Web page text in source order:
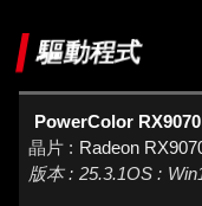
驅動程式
PowerColor
Radeon
25.3.1